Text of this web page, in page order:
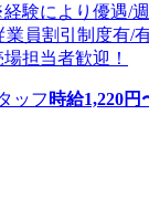
験により優遇/
員割引制度有/
担当者歓迎！
ッフ 時給1,220円